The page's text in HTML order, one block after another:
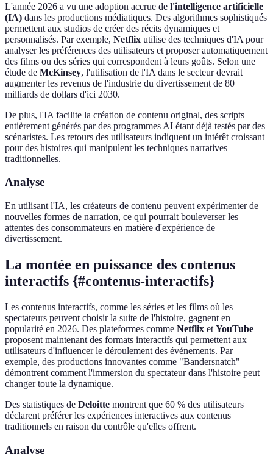
L'année 2026 a vu une adoption accrue de l'intelligence artificielle
(IA) dans les productions médiatiques. Des algorithmes sophistiqués
permettent aux studios de créer des récits dynamiques et
personnalisés. Par exemple, Netflix utilise des techniques d'IA pour
analyser les préférences des utilisateurs et proposer automatiquement
des films ou des séries qui correspondent à leurs goûts. Selon une
étude de McKinsey, l'utilisation de l'IA dans le secteur devrait
augmenter les revenus de l'industrie du divertissement de 80
milliards de dollars d'ici 2030.
De plus, l'IA facilite la création de contenu original, des scripts
entièrement générés par des programmes AI étant déjà testés par des
scénaristes. Les retours des utilisateurs indiquent un intérêt croissant
pour des histoires qui manipulent les techniques narratives
traditionnelles.
Analyse
En utilisant l'IA, les créateurs de contenu peuvent expérimenter de
nouvelles formes de narration, ce qui pourrait bouleverser les
attentes des consommateurs en matière d'expérience de
divertissement.
La montée en puissance des contenus
interactifs {#contenus-interactifs}
Les contenus interactifs, comme les séries et les films où les
spectateurs peuvent choisir la suite de l'histoire, gagnent en
popularité en 2026. Des plateformes comme Netflix et YouTube
proposent maintenant des formats interactifs qui permettent aux
utilisateurs d'influencer le déroulement des événements. Par
exemple, des productions innovantes comme "Bandersnatch"
démontrent comment l'immersion du spectateur dans l'histoire peut
changer toute la dynamique.
Des statistiques de Deloitte montrent que 60 % des utilisateurs
déclarent préférer les expériences interactives aux contenus
traditionnels en raison du contrôle qu'elles offrent.
Analyse